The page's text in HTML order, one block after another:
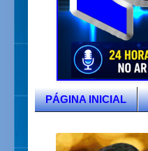
PÁGINA INICIAL